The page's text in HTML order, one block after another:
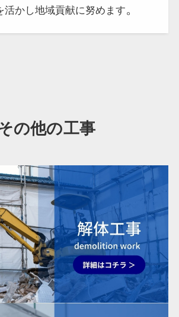
活かし地域貢献に努めます。
の他の工事